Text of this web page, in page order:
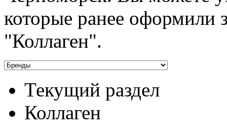
которые ранее оформили
"Коллаген".
Текущий раздел
Коллаген